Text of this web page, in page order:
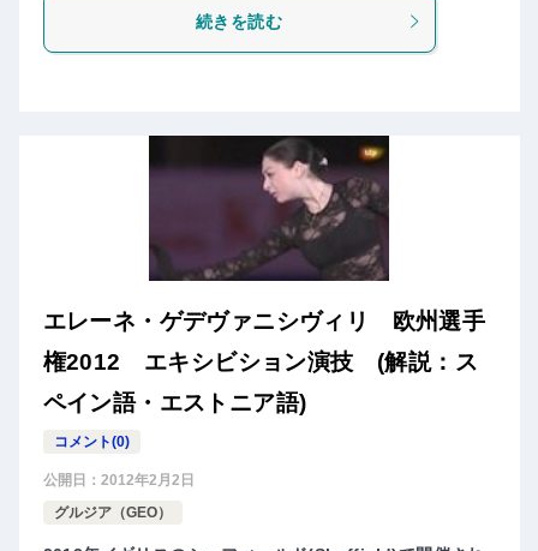
続きを読む
エレーネ・ゲデヴァニシヴィリ 欧州選手
権2012 エキシビション演技 (解説：ス
ペイン語・エストニア語)
コメント(0)
公開日： 2012年2月2日
グルジア（GEO）